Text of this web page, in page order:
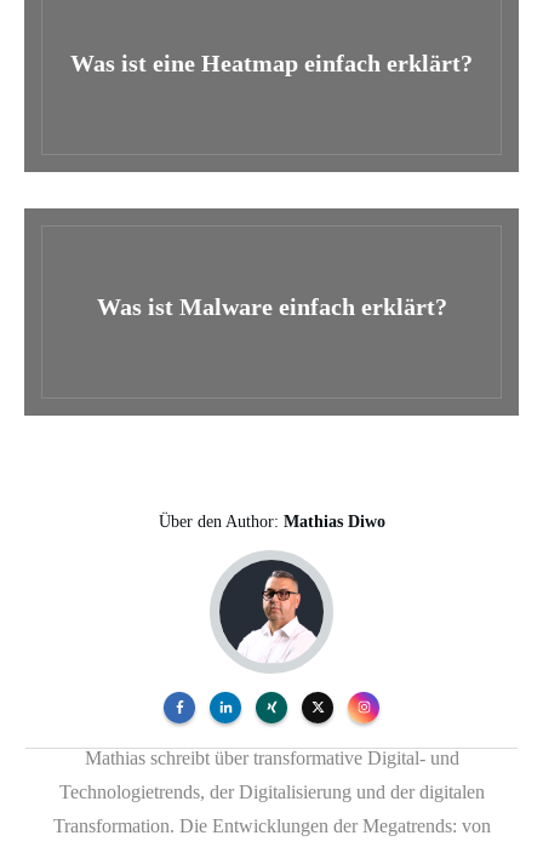
Was ist eine Heatmap einfach erklärt?
Was ist Malware einfach erklärt?
Über den Author: Mathias Diwo
Mathias schreibt über transformative Digital- und
Technologietrends, der Digitalisierung und der digitalen
Transformation. Die Entwicklungen der Megatrends: von